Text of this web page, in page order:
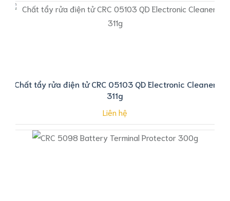
Chất tẩy rửa điện tử CRC 05103 QD Electronic Cleaner
311g
Liên hệ